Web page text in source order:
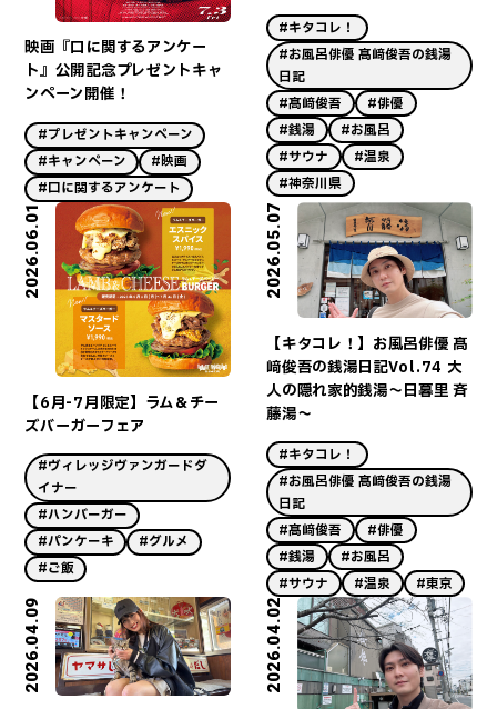
映画『口に関するアンケー
ト』公開記念プレゼントキャ
ンペーン開催！
#プレゼントキャンペーン
#キャンペーン
#映画
#口に関するアンケート
#キタコレ！
#お風呂俳優 髙﨑俊吾の銭湯
日記
#髙﨑俊吾
#俳優
#銭湯
#お風呂
#サウナ
#温泉
#神奈川県
2026.06.01
【6月-7月限定】ラム＆チー
ズバーガーフェア
#ヴィレッジヴァンガードダ
イナー
#ハンバーガー
#パンケーキ
#グルメ
#ご飯
2026.05.07
【キタコレ！】お風呂俳優 髙
﨑俊吾の銭湯日記Vol.74 大
人の隠れ家的銭湯～日暮里 斉
藤湯～
#キタコレ！
#お風呂俳優 髙﨑俊吾の銭湯
日記
#髙﨑俊吾
#俳優
#銭湯
#お風呂
#サウナ
#温泉 #東京
2026.04.09 2026.04.02